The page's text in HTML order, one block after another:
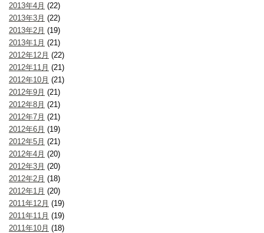
2013年4月 (22)
2013年3月 (22)
2013年2月 (19)
2013年1月 (21)
2012年12月 (22)
2012年11月 (21)
2012年10月 (21)
2012年9月 (21)
2012年8月 (21)
2012年7月 (21)
2012年6月 (19)
2012年5月 (21)
2012年4月 (20)
2012年3月 (20)
2012年2月 (18)
2012年1月 (20)
2011年12月 (19)
2011年11月 (19)
2011年10月 (18)